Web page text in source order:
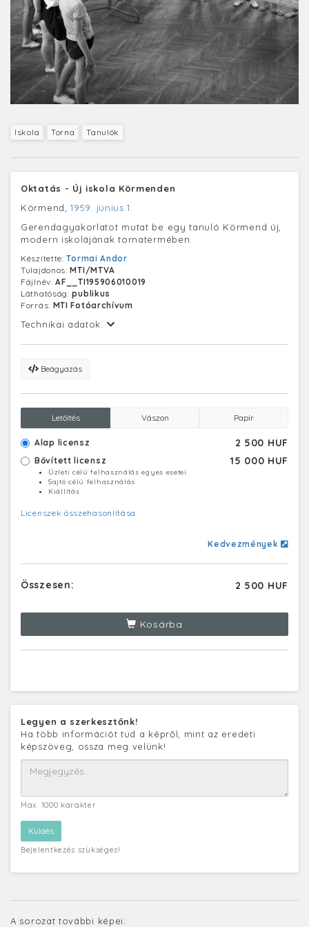
Iskola Torna Tanulók
Oktatás - Új iskola Körmenden
Körmend,1959. június 1.
Gerendagyakorlatot mutat be egy tanuló Körmend új,
modern iskolájának tornatermében.
Készítette:Tormai Andor
Tulajdonos:MTI/MTVA
Fájlnév:AF__TI195906010019
Láthatóság:publikus
Forrás: MTI Fotóarchívum
Technikai adatok:
Beágyazás
Letöltés Vászon Papír
Alap licensz 2 500 HUF
Bővített licensz 15 000 HUF
Üzleti célú felhasználás egyes esetei
Sajtó célú felhasználás
Kiállítás
Licenszek összehasonlítása
Kedvezmények
Összesen: 2 500 HUF
Kosárba
Legyen a szerkesztőnk!
Ha több információt tud a képről, mint az eredeti
képszöveg, ossza meg velünk!
Max. 1000 karakter
Bejelentkezés szükséges!
A sorozat további képei: